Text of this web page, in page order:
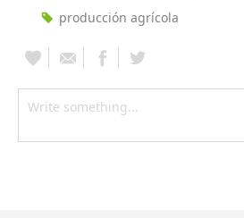
producción agrícola